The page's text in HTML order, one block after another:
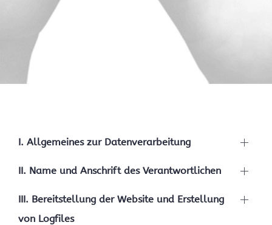
I. Allgemeines zur Datenverarbeitung
II. Name und Anschrift des Verantwortlichen
III. Bereitstellung der Website und Erstellung
von Logfiles